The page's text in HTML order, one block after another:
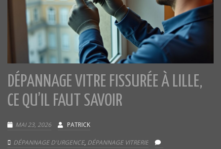
DÉPANNAGE VITRE FISSURÉE À LILLE,
CE QU’IL FAUT SAVOIR
MAI 23, 2026 PATRICK
DÉPANNAGE D'URGENCE, DÉPANNAGE VITRERIE